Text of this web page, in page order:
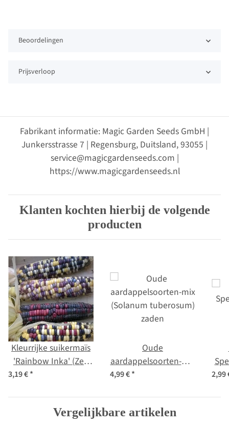
Beoordelingen
Prijsverloop
Fabrikant informatie: Magic Garden Seeds GmbH |
Junkersstrasse 7 | Regensburg, Duitsland, 93055 |
service@magicgardenseeds.com |
https://www.magicgardenseeds.nl
Klanten kochten hierbij de volgende
producten
Kleurrijke suikermaïs
'Rainbow Inka' (Zea
mays) bio zaad
3,19 €*
Oude
aardappelsoorten-mix
(Solanum tuberosum)
4,99 €* 2,99
Vergelijkbare artikelen